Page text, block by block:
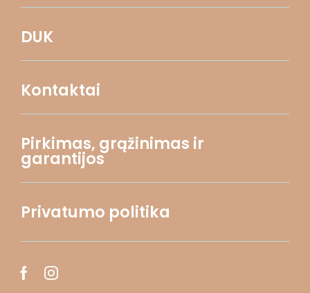
DUK
Kontaktai
Pirkimas, grąžinimas ir
garantijos
Privatumo politika